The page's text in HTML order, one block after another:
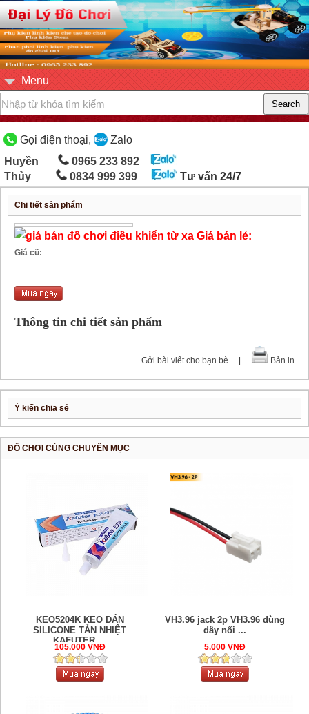
Menu
Gọi điện thoại,
Zalo
Huyền
0965 233 892
Thủy
0834 999 399 Tư vấn 24/7
Chi tiết sản phẩm
Giá bán lẻ:
Giá cũ:
Thông tin chi tiết sản phẩm
Gởi bài viết cho bạn bè Bản in
Ý kiến chia sẻ
ĐỒ CHƠI CÙNG CHUYÊN MỤC
KEO5204K KEO DÁN
SILICONE TẢN NHIỆT
KAFUTER ...
105.000 VNĐ
VH3.96 jack 2p VH3.96 dùng
dây nối ...
5.000 VNĐ